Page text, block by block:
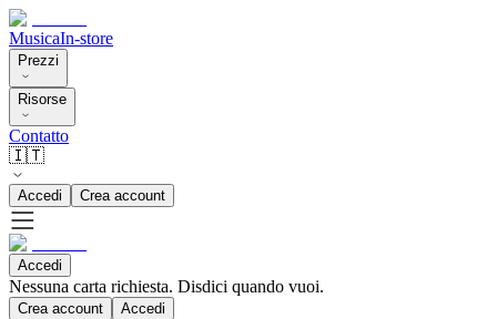
MusicaIn-store
Prezzi
Risorse
Contatto
🇮🇹
Accedi Crea account
Accedi
Nessuna carta richiesta. Disdici quando vuoi.
Crea account Accedi